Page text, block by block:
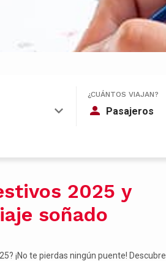
¿CUÁNTOS VIAJAN?
Pasajeros
2025 y
soñado
¡No te pierdas ningún puente!